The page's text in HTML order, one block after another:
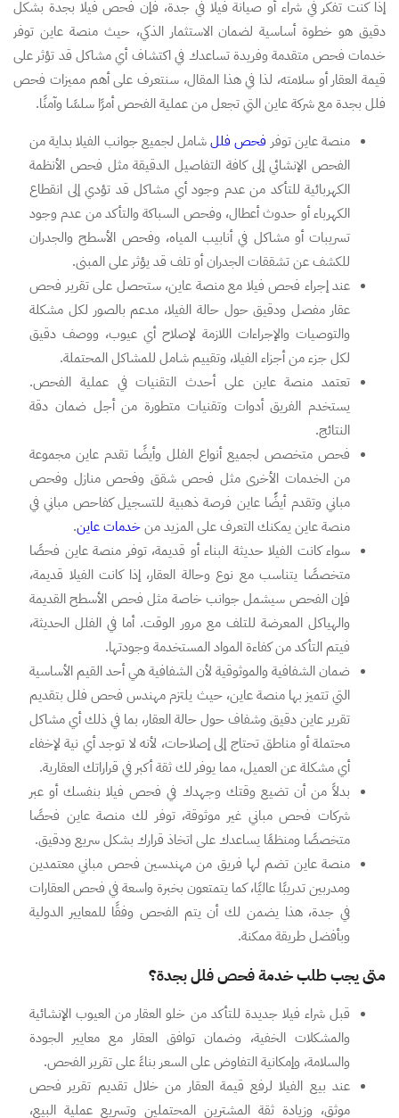
إذا كنت تفكر في شراء أو صيانة فيلا في جدة، فإن فحص فيلا بجدة بشكل
دقيق هو خطوة أساسية لضمان الاستثمار الذكي، حيث منصة عاين توفر
خدمات فحص متقدمة وفريدة تساعدك في اكتشاف أي مشاكل قد تؤثر على
قيمة العقار أو سلامته، لذا في هذا المقال، سنتعرف على أهم مميزات فحص
فلل بجدة مع شركة عاين التي تجعل من عملية الفحص أمرًا سلسًا وآمنًا.
منصة عاين توفر فحص فللشامل لجميع جوانب الفيلا بداية من
الفحص الإنشائي إلى كافة التفاصيل الدقيقة مثل فحص الأنظمة
الكهربائية للتأكد من عدم وجود أي مشاكل قد تؤدي إلى انقطاع
الكهرباء أو حدوث أعطال، وفحص السباكة والتأكد من عدم وجود
تسريبات أو مشاكل في أنابيب المياه، وفحص الأسطح والجدران
للكشف عن تشققات الجدران أو تلف قد يؤثر على المبنى.
عند إجراء فحص فيلا مع منصة عاين، ستحصل على تقرير فحص
عقار مفصل ودقيق حول حالة الفيلا، مدعم بالصور لكل مشكلة
والتوصيات والإجراءات اللازمة لإصلاح أي عيوب، ووصف دقيق
لكل جزء من أجزاء الفيلا، وتقييم شامل للمشاكل المحتملة.
تعتمد منصة عاين على أحدث التقنيات في عملية الفحص.
يستخدم الفريق أدوات وتقنيات متطورة من أجل ضمان دقة
النتائج.
فحص متخصص لجميع أنواع الفلل وأيضًا تقدم عاين مجموعة
من الخدمات الأخرى مثل فحص شقق وفحص منازل وفحص
مباني وتقدم أيضًَا عاين فرصة ذهبية للتسجيل كفاحص مباني في
منصة عاين يمكنك التعرف على المزيد منخدمات عاين.
سواء كانت الفيلا حديثة البناء أو قديمة، توفر منصة عاين فحصًا
متخصصًا يتناسب مع نوع وحالة العقار، إذا كانت الفيلا قديمة،
فإن الفحص سيشمل جوانب خاصة مثل فحص الأسطح القديمة
والهياكل المعرضة للتلف مع مرور الوقت. أما في الفلل الحديثة،
فيتم التأكد من كفاءة المواد المستخدمة وجودتها.
ضمان الشفافية والموثوقية لأن الشفافية هي أحد القيم الأساسية
التي تتميز بها منصة عاين، حيث يلتزم مهندس فحص فلل بتقديم
تقرير عاين دقيق وشفاف حول حالة العقار، بما في ذلك أي مشاكل
محتملة أو مناطق تحتاج إلى إصلاحات، لأنه لا توجد أي نية لإخفاء
أي مشكلة عن العميل، مما يوفر لك ثقة أكبر في قراراتك العقارية.
بدلاً من أن تضيع وقتك وجهدك في فحص فيلا بنفسك أو عبر
شركات فحص مباني غير موثوقة، توفر لك منصة عاين فحصًا
متخصصًا ومنظمًا يساعدك على اتخاذ قرارك بشكل سريع ودقيق.
منصة عاين تضم لها فريق من مهندسين فحص مباني معتمدين
ومدربين تدريبًا عاليًا، كما يتمتعون بخبرة واسعة في فحص العقارات
في جدة، هذا يضمن لك أن يتم الفحص وفقًا للمعايير الدولية
وبأفضل طريقة ممكنة.
متى يجب طلب خدمة فحص فلل بجدة؟
قبل شراء فيلا جديدة للتأكد من خلو العقار من العيوب الإنشائية
والمشكلات الخفية، وضمان توافق العقار مع معايير الجودة
والسلامة، وإمكانية التفاوض على السعر بناءً على تقرير الفحص.
عند بيع الفيلا لرفع قيمة العقار من خلال تقديم تقرير فحص
موثق، وزيادة ثقة المشترين المحتملين وتسريع عملية البيع،